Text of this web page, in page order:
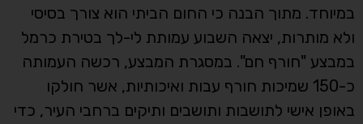
במיוחד. מתוך הבנה כי החום הביתי הוא צורך בסיסי
ולא מותרות, יצאה השבוע עמותת לי-לך בטירת כרמל
במבצע "חורף חם". במסגרת המבצע, רכשה העמותה
כ-150 שמיכות חורף עבות ואיכותיות, אשר חולקו
באופן אישי לתושבות ותושבים ותיקים ברחבי העיר, כדי